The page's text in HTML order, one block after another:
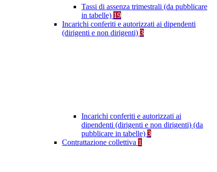
Tassi di assenza trimestrali (da pubblicare
in tabelle) 19
Incarichi conferiti e autorizzati ai dipendenti
(dirigenti e non dirigenti) 3
Incarichi conferiti e autorizzati ai
dipendenti (dirigenti e non dirigenti) (da
pubblicare in tabelle) 3
Contrattazione collettiva 1